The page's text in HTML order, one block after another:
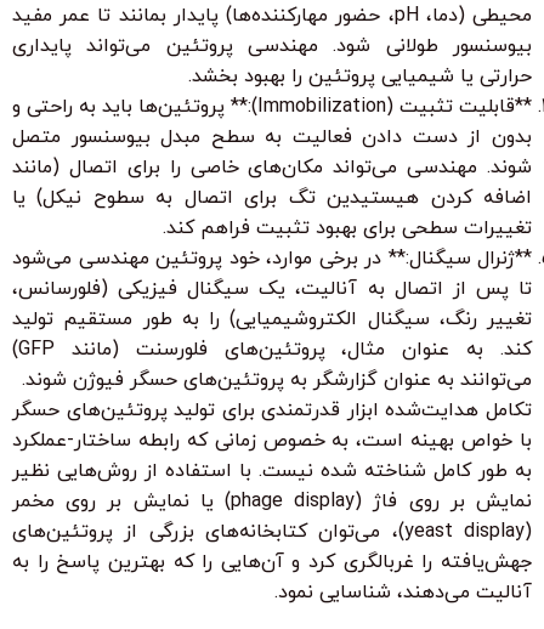
محیطی (دما، pH، حضور مهارکننده‌ها) پایدار بمانند تا عمر مفید
بیوسنسور طولانی شود. مهندسی پروتئین می‌تواند پایداری
حرارتی یا شیمیایی پروتئین را بهبود بخشد.
**قابلیت تثبیت (Immobilization):** پروتئین‌ها باید به راحتی و
بدون از دست دادن فعالیت به سطح مبدل بیوسنسور متصل
شوند. مهندسی می‌تواند مکان‌های خاصی را برای اتصال (مانند
اضافه کردن هیستیدین تگ برای اتصال به سطوح نیکل) یا
تغییرات سطحی برای بهبود تثبیت فراهم کند.
**ژنرال سیگنال:** در برخی موارد، خود پروتئین مهندسی می‌شود
تا پس از اتصال به آنالیت، یک سیگنال فیزیکی (فلورسانس،
تغییر رنگ، سیگنال الکتروشیمیایی) را به طور مستقیم تولید
کند. به عنوان مثال، پروتئین‌های فلورسنت (مانند GFP)
می‌توانند به عنوان گزارشگر به پروتئین‌های حسگر فیوژن شوند.
تکامل هدایت‌شده ابزار قدرتمندی برای تولید پروتئین‌های حسگر
با خواص بهینه است، به خصوص زمانی که رابطه ساختار-عملکرد
به طور کامل شناخته شده نیست. با استفاده از روش‌هایی نظیر
نمایش بر روی فاژ (phage display) یا نمایش بر روی مخمر
(yeast display)، می‌توان کتابخانه‌های بزرگی از پروتئین‌های
جهش‌یافته را غربالگری کرد و آن‌هایی را که بهترین پاسخ را به
آنالیت می‌دهند، شناسایی نمود.